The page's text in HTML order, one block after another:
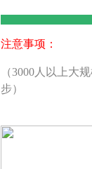
注意事项：
（3000人以上大
步）